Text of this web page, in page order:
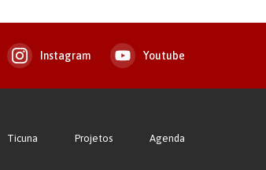
Instagram Youtube
Ticuna Projetos Agenda